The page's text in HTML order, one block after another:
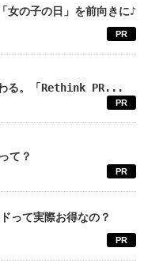
女の子の日」を前向きに♪
PR
わる。「Rethink PR...
PR
て？
PR
って実際お得なの？
PR